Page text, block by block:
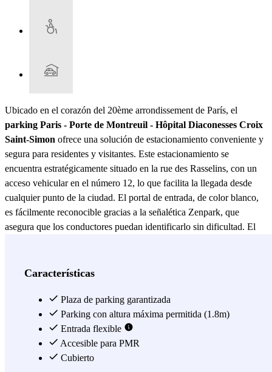
Ubicado en el corazón del 20ème arrondissement de París, el
parking Paris - Porte de Montreuil - Hôpital Diaconesses Croix
Saint-Simon ofrece una solución de estacionamiento conveniente y
segura para residentes y visitantes. Este estacionamiento se
encuentra estratégicamente situado en la rue des Rasselins, con un
acceso vehicular en el número 12, lo que facilita la llegada desde
cualquier punto de la ciudad. El portal de entrada, de color blanco,
es fácilmente reconocible gracias a la señalética Zenpark, que
asegura que los conductores puedan identificarlo sin dificultad. El
también por su proximidad a importantes puntos de interés. A pocos
Simon, lo que lo convierte en una opción ideal para quienes
necesitan visitar el hospital con frecuencia. Además, su cercanía a la
Porte de Montreuil ofrece un acceso rápido a las principales vías de
la ciudad, facilitando los desplazamientos tanto dentro como fuera
de París. Este parking Paris - Porte de Montreuil - Hôpital
Características
Plaza de parking garantizada
Parking con altura máxima permitida (1.8m)
Entrada flexible
Accesible para PMR
Cubierto